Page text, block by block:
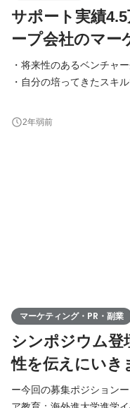
サポート実績
ープ会社のマー
・将来性のあるベンチャ
・自分の培ってきたスキ
ケターとして募集いたします。 現在、弊社は留学支援
教育業界を牽引するポジ
2年弱前
マーケティング・PR・副業
シンポジウム登
性を伝えにいき
ー今回の募集ポジションー □シンポジウム登壇者 【内容】キャリ